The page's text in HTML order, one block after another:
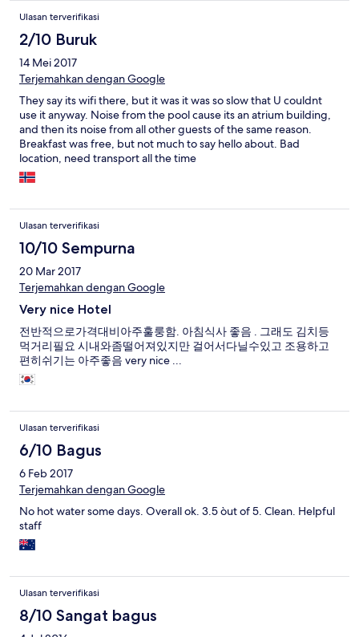
Service was good, but did not go above and beyond. All said, it
was a decent experience for the price we paid though; we may
look to try somewhere else new the next time.
Ulasan terverifikasi
2/10 Buruk
14 Mei 2017
Terjemahkan dengan Google
They say its wifi there, but it was it was so slow that U couldnt
use it anyway. Noise from the pool cause its an atrium building,
and then its noise from all other guests of the same reason.
Breakfast was free, but not much to say hello about. Bad
location, need transport all the time
Ulasan terverifikasi
10/10 Sempurna
20 Mar 2017
Terjemahkan dengan Google
Very nice Hotel
전반적으로가격대비아주훌룽함. 아침식사 좋음 . 그래도 김치등
먹거리필요 시내와좀떨어져있지만 걸어서다닐수있고 조용하고
편히쉬기는 아주좋음 very nice ...
Ulasan terverifikasi
6/10 Bagus
6 Feb 2017
Terjemahkan dengan Google
No hot water some days. Overall ok. 3.5 òut of 5. Clean. Helpful
staff
Ulasan terverifikasi
8/10 Sangat bagus